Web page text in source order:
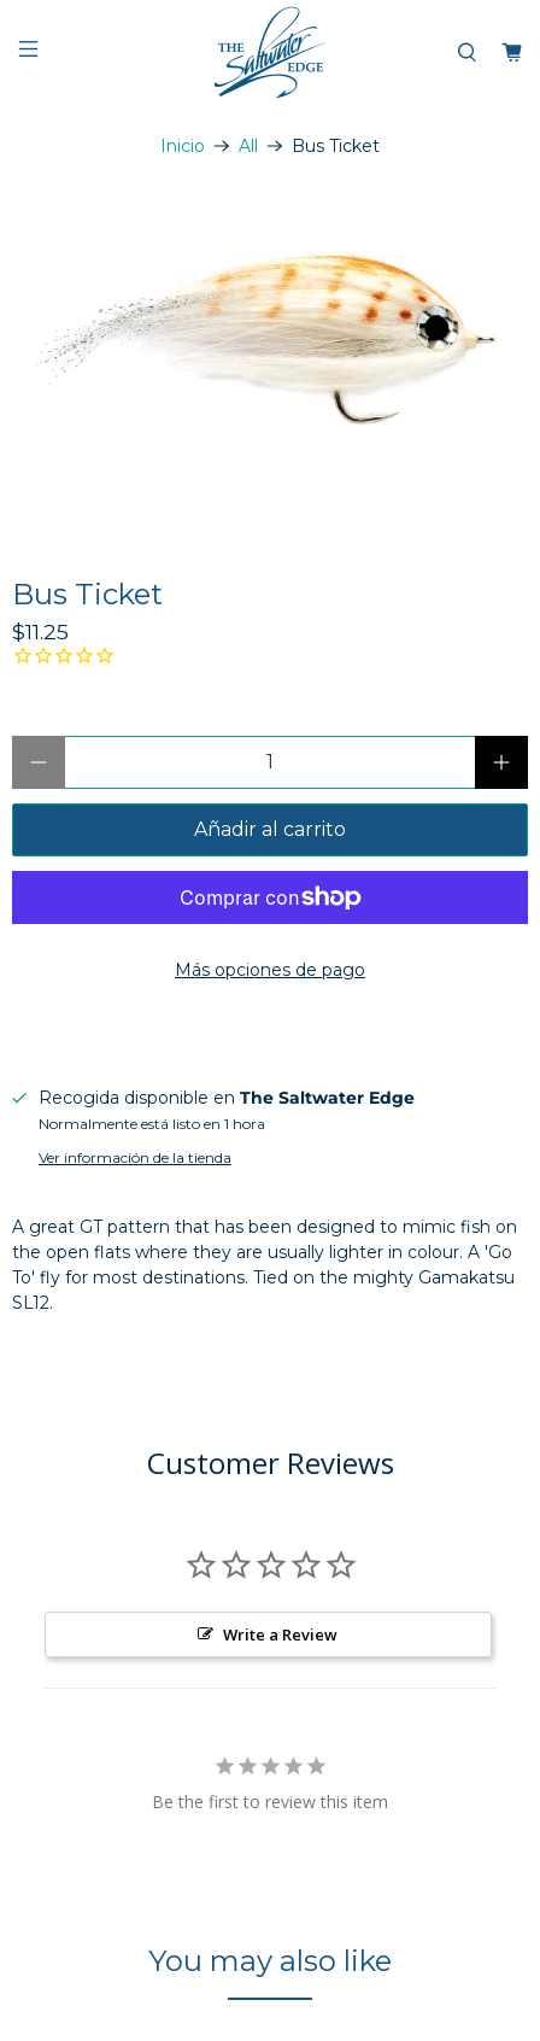
Inicio All Bus Ticket
Bus Ticket
$11.25
Añadir al carrito
Más opciones de pago
Recogida disponible en The Saltwater Edge
Normalmente está listo en 1 hora
Ver información de la tienda
A great GT pattern that has been designed to mimic fish on
the open flats where they are usually lighter in colour. A 'Go
To' fly for most destinations. Tied on the mighty Gamakatsu
SL12.
Customer Reviews
Write a Review
Be the first to review this item
You may also like